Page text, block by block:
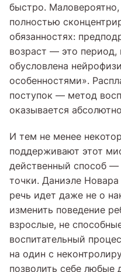
быстро.
полностью
обязанностях:
возраст — это период,
обусловлена
особенностями».
поступок — метод
оказывается
И тем не менее
поддерживают этот
действенный способ
точки. Даниэле
речь идет даже не о
изменить поведение
взрослые, не
воспитательный
на один с
позволить себе любые